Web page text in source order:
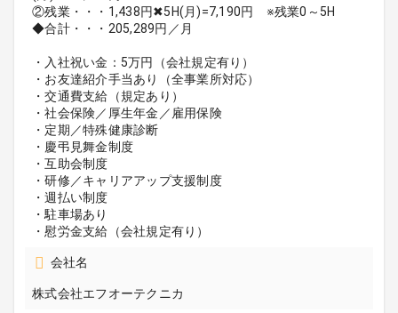
②残業・・・1,438円✖5H(月)=7,190円 ※残業0～5H
◆合計・・・205,289円／月
・入社祝い金：5万円（会社規定有り）
・お友達紹介手当あり（全事業所対応）
・交通費支給（規定あり）
・社会保険／厚生年金／雇用保険
・定期／特殊健康診断
・慶弔見舞金制度
・互助会制度
・研修／キャリアアップ支援制度
・週払い制度
・駐車場あり
・慰労金支給（会社規定有り）
会社名
株式会社エフオーテクニカ